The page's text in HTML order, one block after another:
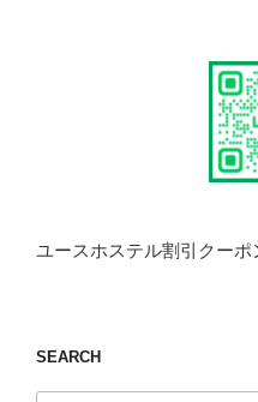
ユースホステル割引クーポ
SEARCH